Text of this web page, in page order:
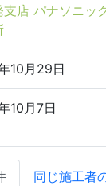
支店 パナソニッ
10月29日
10月7日
同じ施工者